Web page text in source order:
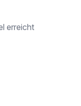
erreicht